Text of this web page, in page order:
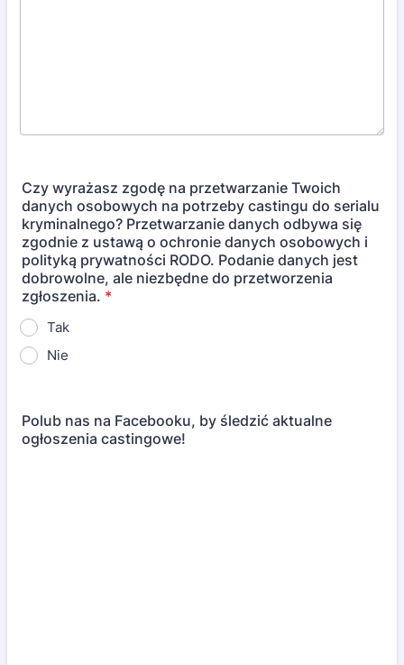
Czy wyrażasz zgodę na przetwarzanie Twoich
danych osobowych na potrzeby castingu do serialu
kryminalnego? Przetwarzanie danych odbywa się
zgodnie z ustawą o ochronie danych osobowych i
polityką prywatności RODO. Podanie danych jest
dobrowolne, ale niezbędne do przetworzenia
zgłoszenia. *
Tak
Nie
Polub nas na Facebooku, by śledzić aktualne
ogłoszenia castingowe!